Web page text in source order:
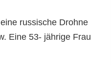
russische Drohne
Eine 53- jährige Frau